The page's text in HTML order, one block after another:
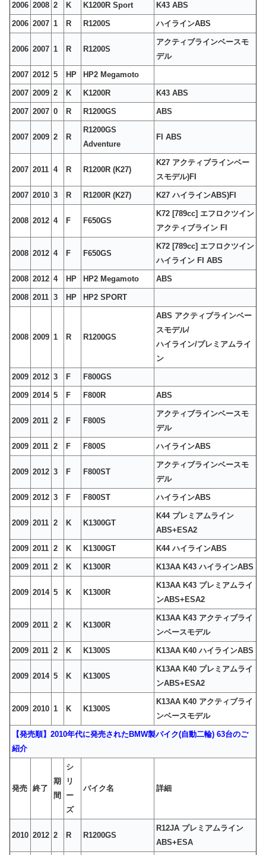
2006 2008 2 K K1200R Sport K43 ABS
2006 2007 1 R R1200S ハイラインABS
2006 2007 1 R R1200S
アクティブラインベースモ
デル
2007 2012 5 HP HP2 Megamoto
2007 2009 2 K K1200R K43 ABS
2007 2007 0 R R1200GS ABS
2007 2009 2 R
R1200GS
Adventure
FI ABS
2007 2011 4 R R1200R (K27)
K27 アクティブラインベー
スモデル)FI
2007 2010 3 R R1200R (K27) K27 ハイラインABS)FI
2008 2012 4 F F650GS
K72 [789cc] エフロクツイン
アクティブライン FI
2008 2012 4 F F650GS
K72 [789cc] エフロクツイン
ハイライン FI ABS
2008 2012 4 HP HP2 Megamoto ABS
2008 2011 3 HP HP2 SPORT
2008 2009 1 R R1200GS
ABS アクティブラインベー
スモデル/
ハイライン/プレミアムライ
ン
2009 2012 3 F F800GS
2009 2014 5 F F800R ABS
2009 2011 2 F F800S
アクティブラインベースモ
デル
2009 2011 2 F F800S ハイラインABS
2009 2012 3 F F800ST
アクティブラインベースモ
デル
2009 2012 3 F F800ST ハイラインABS
2009 2011 2 K K1300GT
K44 プレミアムライン
ABS+ESA2
2009 2011 2 K K1300GT K44 ハイラインABS
2009 2011 2 K K1300R K13AA K43 ハイラインABS
2009 2014 5 K K1300R
K13AA K43 プレミアムライ
ンABS+ESA2
2009 2011 2 K K1300R
K13AA K43 アクティブライ
ンベースモデル
2009 2011 2 K K1300S K13AA K40 ハイラインABS
2009 2014 5 K K1300S
K13AA K40 プレミアムライ
ンABS+ESA2
2009 2010 1 K K1300S
K13AA K40 アクティブライ
ンベースモデル
【発売順】2010年代に発売されたBMW製バイク(自動二輪) 63台のご
紹介
発売 終了
期
間
シ
リ
ー
ズ
バイク名 詳細
2010 2012 2 R R1200GS
R12JA プレミアムライン
ABS+ESA